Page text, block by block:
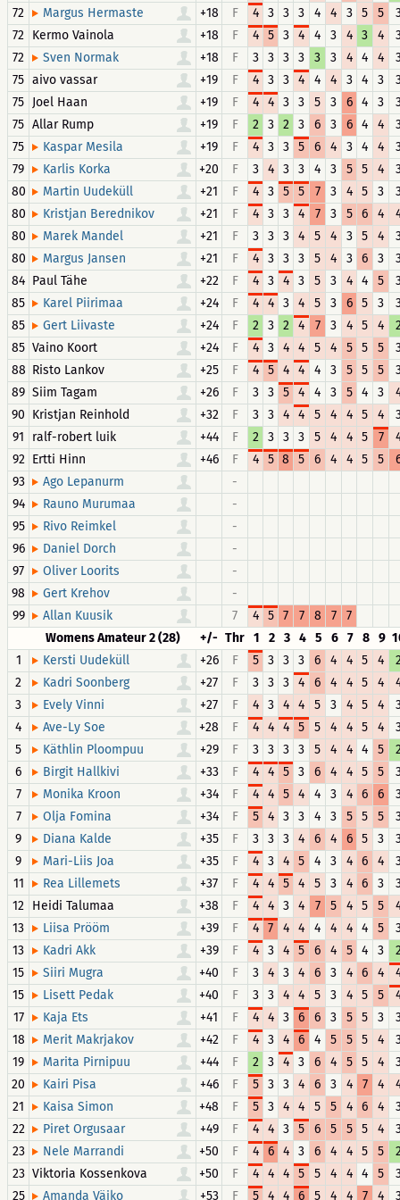
72 Margus Hermaste +18 F 4 3 3 3 4 4 3 5 5
72 Kermo Vainola +18 F 4 5 3 4 4 3 4 3 4
72
Sven Normak +18 F 3 3 3 3 3 3 4 4 4
75 aivo vassar +19 F 4 3 3 4 4 4 3 4 3
75 Joel Haan +19 F 4 4 3 3 5 3 6 4 3
75 Allar Rump +19 F 2 3 2 3 6 3 6 4 4
75
Kaspar Mesila +19 F 4 3 3 5 6 4 3 4 4
79
Karlis Korka +20 F 3 4 3 3 4 3 5 5 4
80
Martin Uudeküll +21 F 4 3 5 5 7 3 4 5 3
80
Kristjan Berednikov +21 F 4 3 3 4 7 3 5 6 4
80
Marek Mandel +21 F 3 3 3 4 5 4 3 5 4
80
Margus Jansen +21 F 4 3 3 3 5 4 3 6 3
84 Paul Tähe +22 F 4 3 4 3 5 3 4 4 5
85
Karel Piirimaa +24 F 4 4 3 4 5 3 6 5 3
85
Gert Liivaste +24 F 2 3 2 4 7 3 4 5 4
85 Vaino Koort +24 F 4 3 4 4 5 4 5 5 5
88 Risto Lankov +25 F 4 5 4 4 4 3 5 5 5
89 Siim Tagam +26 F 3 3 5 4 4 3 5 4 3
90 Kristjan Reinhold +32 F 3 3 4 4 5 4 4 5 4
91
ralf-robert luik +44 F 2 3 3 3 5 4 4 5 7
92 Ertti Hinn +46 F 4 5 8 5 6 4 4 5 5
93
Ago Lepanurm
-
94
Rauno Murumaa
-
95
Rivo Reimkel
-
96
Daniel Dorch
-
97
Oliver Loorits
-
98
Gert Krehov
-
99
Allan Kuusik 7 4 5 7 7 8 7
7
Womens Amateur 2 (28)
+/- Thr 1 2 3 4 5 6 7 8 9
1
Kersti Uudeküll +26 F 5 3 3 3 6 4 4 5 4
2
Kadri Soonberg +27 F 3 3 3 4 6 4 4 5 4
3
Evely Vinni +27 F 4 3 4 4 5 3 4 5 4
4
Ave-Ly Soe +28 F 4 4 4 5 5 4 4 5 4
5
Käthlin Ploompuu +29 F 3 3 3 3 5 4 4 4 5
6
Birgit Hallkivi +33 F 4 4 5 3 6 4 4 5 5
7
Monika Kroon +34 F 4 4 5 4 4 3 4 6 6
7
Olja Fomina +34 F 5 4 3 3 4 3 5 5 5
9
Diana Kalde +35 F 3 3 3 4 6 4 6 5 3
9
Mari-Liis Joa +35 F 4 3 4 5 4 3 4 6 4
11
Rea Lillemets +37 F 4 4 5 4 5 3 4 6 3
12 Heidi Talumaa +38 F 4 4 3 4 7 5 4 5 5
13
Liisa Prööm +39 F 4 7 4 4 4 4 4 4 5
13
Kadri Akk +39 F 4 3 4 5 6 4 5 4 3
15
Siiri Mugra +40 F 3 4 3 4 6 3 4 6 4
15
Lisett Pedak +40 F 3 3 4 4 5 3 4 5 5
17
Kaja Ets +41 F 4 4 3 6 6 3 5 5 3
18
Merit Makrjakov +42 F 4 3 4 6 4 5 5 5 4
19
Marita Pirnipuu +44 F 2 3 4 3 6 4 5 5 4
20
Kairi Pisa +46 F 5 3 3 4 6 3 4 7 4
21
Kaisa Simon +48 F 5 3 4 4 5 5 4 6 4
22
Piret Orgusaar +49 F 4 4 3 5 6 5 5 5 4
23
Nele Marrandi +50 F 4 6 4 3 6 4 4 5 5
23 Viktoria Kossenkova +50 F 4 4 4 5 5 4 4 4 5
25
Amanda Väiko +53 F 5 4 4 6 5 4 4 7 4